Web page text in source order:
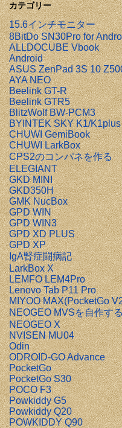
カテゴリー
15.6インチモニター
8BitDo SN30Pro for
ALLDOCUBE Vbook
Android
ASUS ZenPad 3S 10
AYA NEO
Beelink GT-R
Beelink GTR5
BlitzWolf BW-PCM3
BYINTEK SKY K1/
CHUWI GemiBook
CHUWI LarkBox
CPS2のコンパネを作る
ELEGIANT
GKD MINI
GKD350H
GMK NucBox
GPD WIN
GPD WIN3
GPD XD PLUS
GPD XP
IgA腎症闘病記
LarkBox X
LEMFO LEM4Pro
Lenovo Tab P11 Pro
MIYOO MAX(PocketGo
NEOGEO MVSを自作す
NEOGEO X
NVISEN MU04
Odin
ODROID-GO Advance
PocketGo
PocketGo S30
POCO F3
Powkiddy G5
Powkiddy Q20
POWKIDDY Q90